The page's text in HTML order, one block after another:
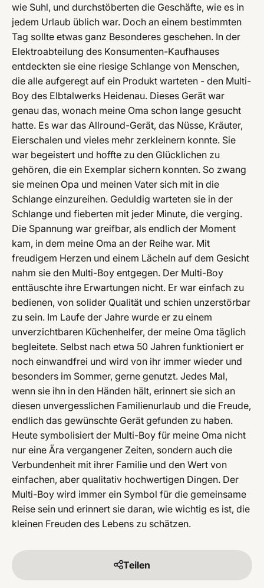
wie Suhl, und durchstöberten die Geschäfte, wie es in
jedem Urlaub üblich war. Doch an einem bestimmten
Tag sollte etwas ganz Besonderes geschehen. In der
Elektroabteilung des Konsumenten-Kaufhauses
entdeckten sie eine riesige Schlange von Menschen,
die alle aufgeregt auf ein Produkt warteten - den Multi-
Boy des Elbtalwerks Heidenau. Dieses Gerät war
genau das, wonach meine Oma schon lange gesucht
hatte. Es war das Allround-Gerät, das Nüsse, Kräuter,
Eierschalen und vieles mehr zerkleinern konnte. Sie
war begeistert und hoffte zu den Glücklichen zu
gehören, die ein Exemplar sichern konnten. So zwang
sie meinen Opa und meinen Vater sich mit in die
Schlange einzureihen. Geduldig warteten sie in der
Schlange und fieberten mit jeder Minute, die verging.
Die Spannung war greifbar, als endlich der Moment
kam, in dem meine Oma an der Reihe war. Mit
freudigem Herzen und einem Lächeln auf dem Gesicht
nahm sie den Multi-Boy entgegen. Der Multi-Boy
enttäuschte ihre Erwartungen nicht. Er war einfach zu
bedienen, von solider Qualität und schien unzerstörbar
zu sein. Im Laufe der Jahre wurde er zu einem
unverzichtbaren Küchenhelfer, der meine Oma täglich
begleitete. Selbst nach etwa 50 Jahren funktioniert er
noch einwandfrei und wird von ihr immer wieder und
besonders im Sommer, gerne genutzt. Jedes Mal,
wenn sie ihn in den Händen hält, erinnert sie sich an
diesen unvergesslichen Familienurlaub und die Freude,
endlich das gewünschte Gerät gefunden zu haben.
Heute symbolisiert der Multi-Boy für meine Oma nicht
nur eine Ära vergangener Zeiten, sondern auch die
Verbundenheit mit ihrer Familie und den Wert von
einfachen, aber qualitativ hochwertigen Dingen. Der
Multi-Boy wird immer ein Symbol für die gemeinsame
Reise sein und erinnert sie daran, wie wichtig es ist, die
kleinen Freuden des Lebens zu schätzen.
Teilen